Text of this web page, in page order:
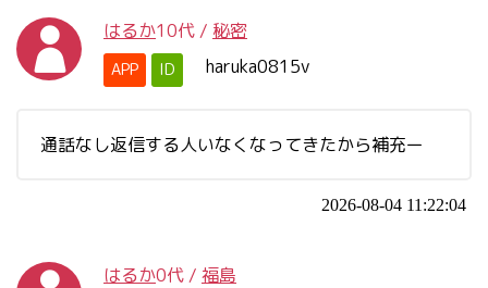
はるか10代 / 秘密
APP ID haruka0815v
通話なし返信する人いなくなってきたから補充ー
2026-08-04 11:22:04
はるか0代 / 福島